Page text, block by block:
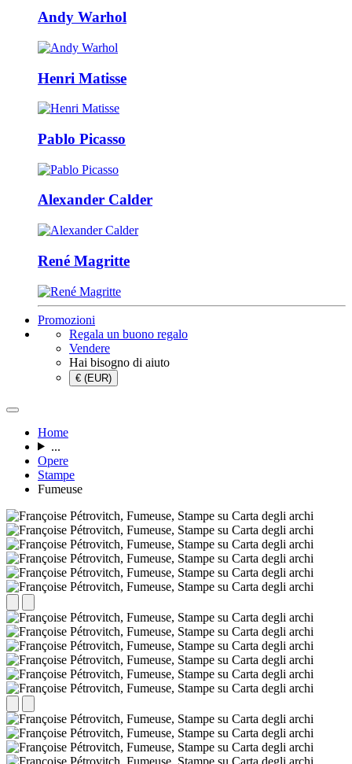
Andy Warhol
Henri Matisse
Pablo Picasso
Alexander Calder
René Magritte
Promozioni
Regala un buono regalo
Vendere
Hai bisogno di aiuto
€ (EUR)
Home
...
Opere
Stampe
Fumeuse